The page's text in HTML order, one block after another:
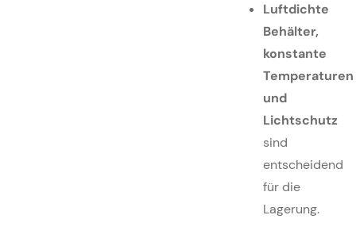
Luftdichte
Behälter,
konstante
Temperaturen
und
Lichtschutz
sind
entscheidend
für die
Lagerung.